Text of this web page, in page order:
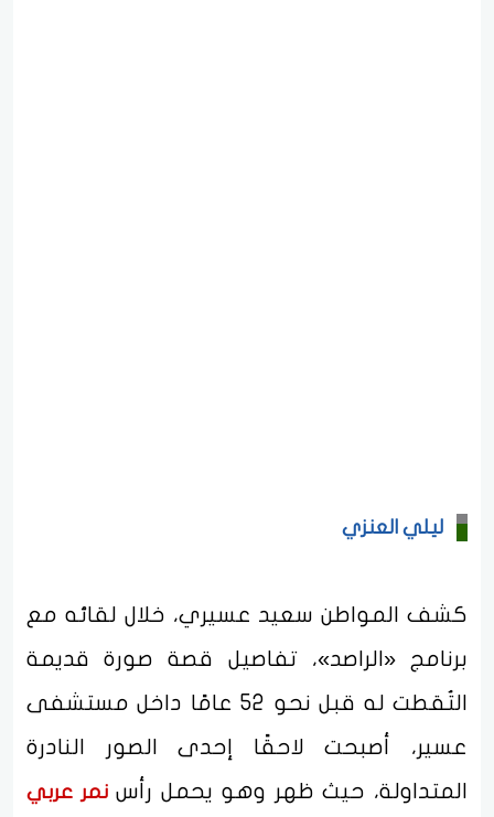
ليلي العنزي
كشف المواطن سعيد عسيري، خلال لقائه مع
برنامج «الراصد»، تفاصيل قصة صورة قديمة
التُقطت له قبل نحو 52 عامًا داخل مستشفى
عسير، أصبحت لاحقًا إحدى الصور النادرة
المتداولة، حيث ظهر وهو يحمل رأسنمر عربي